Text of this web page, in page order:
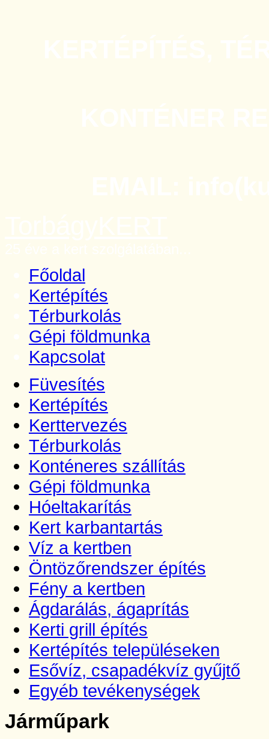
Főoldal
Kertépítés
Térburkolás
Gépi földmunka
Kapcsolat
Füvesítés
Kertépítés
Kerttervezés
Térburkolás
Konténeres szállítás
Gépi földmunka
Hóeltakarítás
Kert karbantartás
Víz a kertben
Öntözőrendszer építés
Fény a kertben
Ágdarálás, ágaprítás
Kerti grill építés
Kertépítés településeken
Esővíz, csapadékvíz gyűjtő
Egyéb tevékenységek
Járműpark